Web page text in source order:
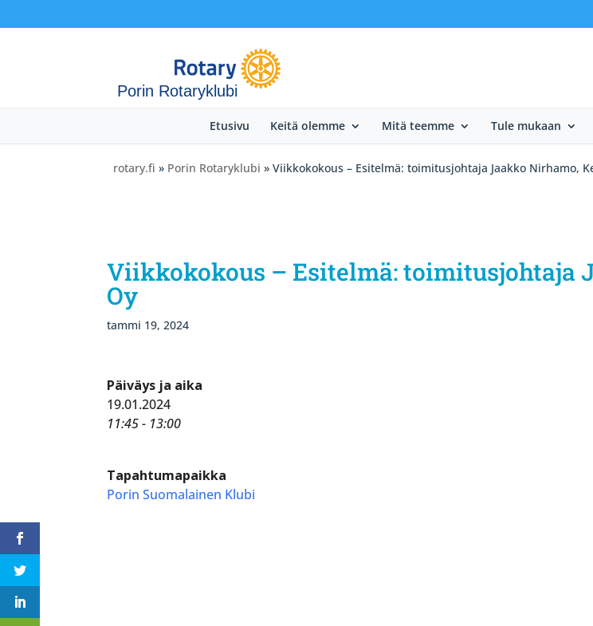
Porin Rotaryklubi
Etusivu Keitä olemme Mitä teemme Tule mukaan
rotary.fi » Porin Rotaryklubi » Viikkokokous – Esitelmä: toimitusjohtaja Jaakko Nirhamo,
Viikkokokous – Esitelmä: toimitusjohtaja
Oy
tammi 19, 2024
Päiväys ja aika
19.01.2024
11:45 - 13:00
Tapahtumapaikka
Porin Suomalainen Klubi